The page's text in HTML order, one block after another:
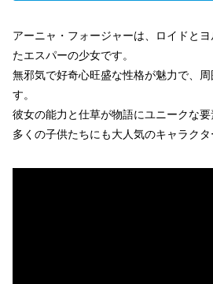
アーニャ・フォージャーは、ロイドと
たエスパーの少女です。
無邪気で好奇心旺盛な性格が魅力で、
す。
彼女の能力と仕草が物語にユニークな要
多くの子供たちにも大人気のキャラクタ